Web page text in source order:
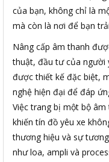
của bạn, không chỉ là
mà còn là nơi để bạn
Nâng cấp âm thanh
thuật, đầu tư của người
được thiết kế đặc biệt,
nghệ hiện đại để đáp
Việc trang bị một bộ
khiến tín đồ yêu xe
thương hiệu và sự
như loa, ampli và